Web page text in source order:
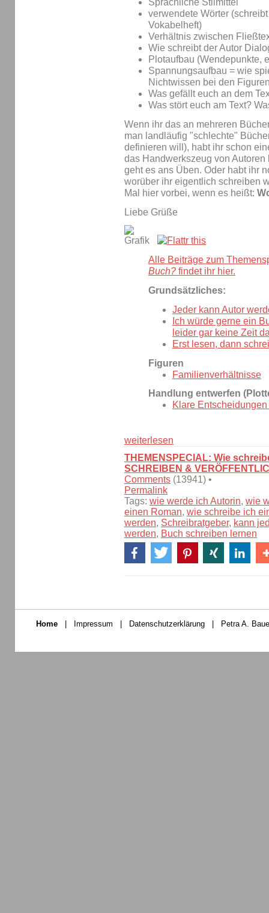
Sprachliche Stilmittel
verwendete Wörter
Vokabelheft)
Verhältnis zwischen
Wie schreibt der Autor
Plotaufbau (Wendepunkte,
Spannungsaufbau = wie
Nichtwissen bei den
Was gefällt euch an dem
Was stört euch am Text?
Wenn ihr das an mehreren
man landläufig "schlechte"
definieren will), habt ihr schon
das Handwerkszeug von
geht es ans Üben. Oder habt ihr
worüber ihr eigentlich schreiben
Mal hier vorbei, wenn es heißt:
Liebe Grüße
Alle Beiträge zum
Buch? findet ihr hier.
Grundsätzliches:
Jeder kann Autor
Ich würde gerne ein
leider gar keine Zeit
Erst lesen, dann
Figuren
Familienverhältnisse
Handlung entwerfen
Klare Entscheidungen
weiterlesen
THEMENSPECIAL: Wie
SCHREIBEN &
Comments (13941) •
Permalink
Tags: wie werde ich Autorin, wie
einen Roman, wie schreibe ich
werden, Schreibratgeber, kann
werden, Buch schreiben lernen
Home Impressum Datenschutzerklärung Petra A.